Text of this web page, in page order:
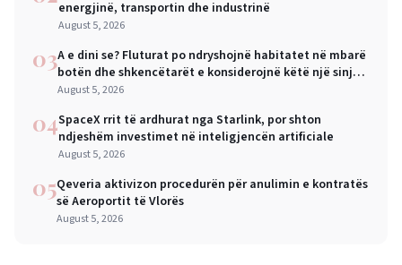
energjinë, transportin dhe industrinë
August 5, 2026
03A e dini se? Fluturat po ndryshojnë habitatet në mbarë
botën dhe shkencëtarët e konsiderojnë këtë një sinjal
alarmi
August 5, 2026
04SpaceX rrit të ardhurat nga Starlink, por shton
ndjeshëm investimet në inteligjencën artificiale
August 5, 2026
05Qeveria aktivizon procedurën për anulimin e kontratës
së Aeroportit të Vlorës
August 5, 2026